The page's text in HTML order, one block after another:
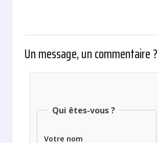
Un message, un commentaire ?
Qui êtes-vous ?
Votre nom